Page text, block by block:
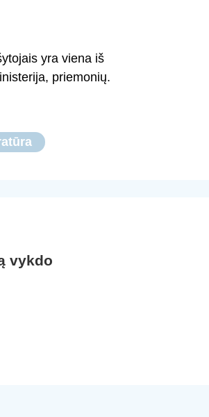
yra viena iš
priemonių.
vykdo